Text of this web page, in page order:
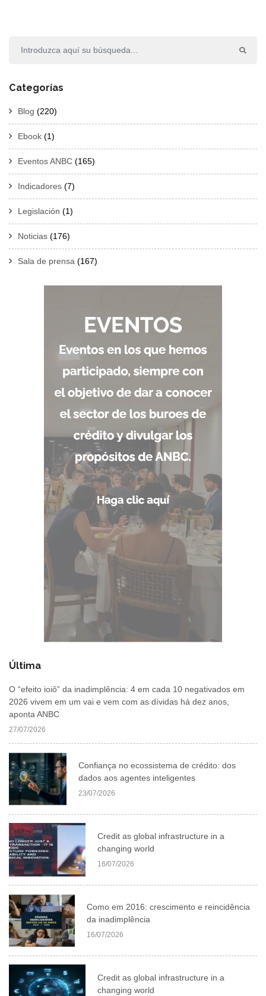
Categorías
Blog (220)
Ebook (1)
Eventos ANBC (165)
Indicadores (7)
Legislación (1)
Noticias (176)
Sala de prensa (167)
Última
O “efeito ioiô” da inadimplência: 4 em cada 10 negativados em
2026 vivem em um vai e vem com as dívidas há dez anos,
aponta ANBC
27/07/2026
Confiança no ecossistema de crédito: dos
dados aos agentes inteligentes
23/07/2026
Credit as global infrastructure in a
changing world
16/07/2026
Como em 2016: crescimento e reincidência
da inadimplência
16/07/2026
Credit as global infrastructure in a
changing world